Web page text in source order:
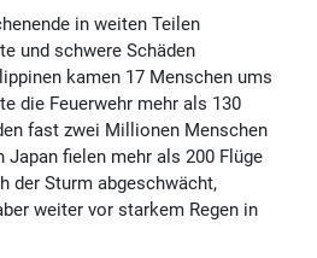
in weiten Teilen
und schwere Schäden
kamen 17 Menschen ums
die Feuerwehr mehr als 130
fast zwei Millionen Menschen
fielen mehr als 200 Flüge
der Sturm abgeschwächt,
weiter vor starkem Regen in